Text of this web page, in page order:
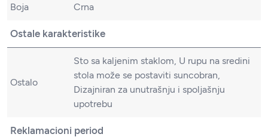
Boja Crna
Ostale karakteristike
Ostalo
Sto sa kaljenim staklom, U rupu na sredini
stola može se postaviti suncobran,
Dizajniran za unutrašnju i spoljašnju
upotrebu
Reklamacioni period